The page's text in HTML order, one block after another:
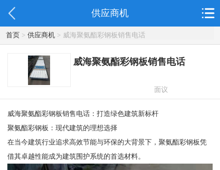
供应商机
首页> 供应商机> 威海聚氨酯彩钢板销售电话
威海聚氨酯彩钢板销售电话
面议
威海聚氨酯彩钢板销售电话：打造绿色建筑新标杆
聚氨酯彩钢板：现代建筑的理想选择
在当今建筑行业追求高效节能与环保的大背景下，聚氨酯彩钢板凭
借其卓越性能成为建筑围护系统的首选材料。